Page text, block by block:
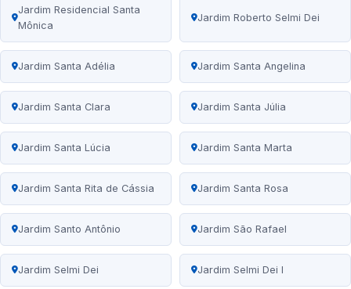
Jardim Residencial Santa
Mônica
Jardim Roberto Selmi Dei
Jardim Santa Adélia Jardim Santa Angelina
Jardim Santa Clara Jardim Santa Júlia
Jardim Santa Lúcia Jardim Santa Marta
Jardim Santa Rita de Cássia Jardim Santa Rosa
Jardim Santo Antônio Jardim São Rafael
Jardim Selmi Dei Jardim Selmi Dei I